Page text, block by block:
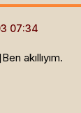
Ben akıllıyım.